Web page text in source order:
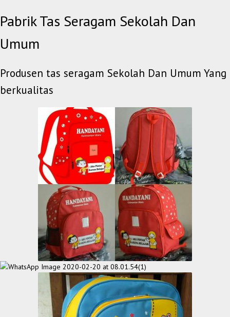
to
content
Pabrik Tas Seragam Sekolah Dan
Umum
Produsen tas seragam Sekolah Dan Umum Yang
berkualitas